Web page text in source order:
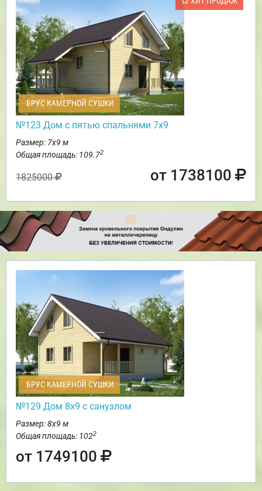
БРУС КАМЕРНОЙ СУШКИ
№123 Дом с пятью спальнями 7х9
Размер: 7х9 м
Общая площадь: 109.72
1825000 от 1738100
БРУС КАМЕРНОЙ СУШКИ
№129 Дом 8х9 с санузлом
Размер: 8х9 м
Общая площадь: 1022
от 1749100